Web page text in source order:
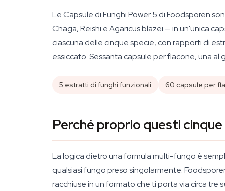
Le Capsule di Funghi Power 5 di Foodsporen
Chaga, Reishi e Agaricus blazei — in un'unica
ciascuna delle cinque specie, con rapporti di
essiccato. Sessanta capsule per flacone, una al
5 estratti di funghi funzionali 60 capsule per
Perché proprio questi
La logica dietro una formula multi-fungo è
qualsiasi fungo preso singolarmente.
racchiuse in un formato che ti porta via circa tre